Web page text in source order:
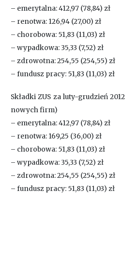
– emerytalna: 412,97 (78,84) zł
– renotwa: 126,94 (27,00) zł
– chorobowa: 51,83 (11,03) zł
– wypadkowa: 35,33 (7,52) zł
– zdrowotna: 254,55 (254,55) zł
– fundusz pracy: 51,83 (11,03) zł
Składki ZUS za luty-grudzień
nowych firm)
– emerytalna: 412,97 (78,84) zł
– renotwa: 169,25 (36,00) zł
– chorobowa: 51,83 (11,03) zł
– wypadkowa: 35,33 (7,52) zł
– zdrowotna: 254,55 (254,55) zł
– fundusz pracy: 51,83 (11,03) zł